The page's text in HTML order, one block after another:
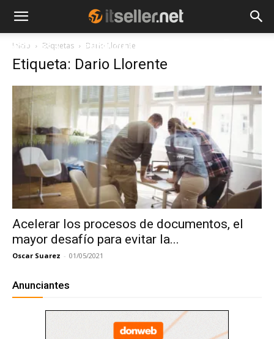
NOTICIAS TENDENCIAS
Inicio Etiquetas Dario Llorente
Etiqueta: Dario Llorente
Acelerar los procesos de documentos, el
mayor desafío para evitar la...
Oscar Suarez - 01/05/2021
Anunciantes